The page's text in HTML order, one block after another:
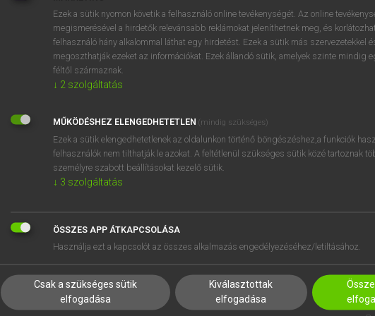
BELÉPÉS
próbaverziójának
regisztrálok ésbelépek.
REGISZTRÁCIÓ
EGYÉNI FELHASZNÁLÓKNAK
TANULÓKNAK
VÁLLALATI MEGOLDÁSOK
SÚGÓ
RÓLUNK
SÜTI BEÁLLÍTÁSOK
Ezek a sütik nyomon követik a felhasználó online tevékenységét. Az online
megismerésével a hirdetők relevánsabb reklámokat jeleníthetnek meg, és
felhasználó hány alkalommal láthat egy hirdetést. Ezek a sütik más szervezetekkel
megoszthatják ezeket az információkat. Ezek állandó sütik, amelyek szinte mindig
féltől származnak.
↓ 2 szolgáltatás
MŰKÖDÉSHEZ ELENGEDHETETLEN (mindig szükséges)
Ezek a sütik elengedhetetlenek az oldalunkon történő böngészéshez,a funkciók
felhasználók nem tilthatják le azokat. A feltétlenül szükséges sütik közé tartoznak
személyre szabott beállításokat kezelő sütik.
↓ 3 szolgáltatás
ÖSSZES APP ÁTKAPCSOLÁSA
Használja ezt a kapcsolót az összes alkalmazás engedélyezéséhez/letiltásához.
Csak a szükséges sütik
elfogadása
Kiválasztottak
elfogadása